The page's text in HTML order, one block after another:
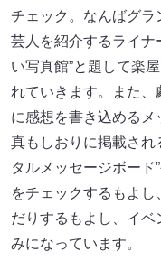
チェック。なんばグ
芸人を紹介するライナ
い写真館”と題して楽
れていきます。また
に感想を書き込める
真もしおりに掲載され
タルメッセージボード
をチェックするもよ
だりするもよし、イベ
みになっています。